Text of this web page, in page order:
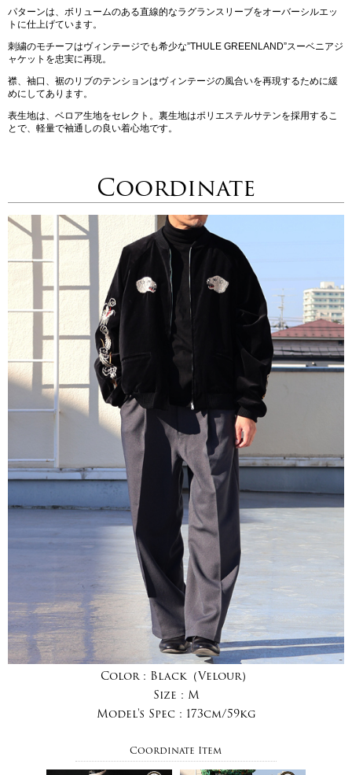
パターンは、ボリュームのある直線的なラグランスリーブをオーバーシルエッ
トに仕上げています。
刺繍のモチーフはヴィンテージでも希少な”THULE GREENLAND”スーベニアジ
ャケットを忠実に再現。
襟、袖口、裾のリブのテンションはヴィンテージの風合いを再現するために緩
めにしてあります。
表生地は、ベロア生地をセレクト。裏生地はポリエステルサテンを採用するこ
とで、軽量で袖通しの良い着心地です。
Coordinate
Color : Black（Velour）
Size : M
Model's Spec : 173cm/59kg
Coordinate Item